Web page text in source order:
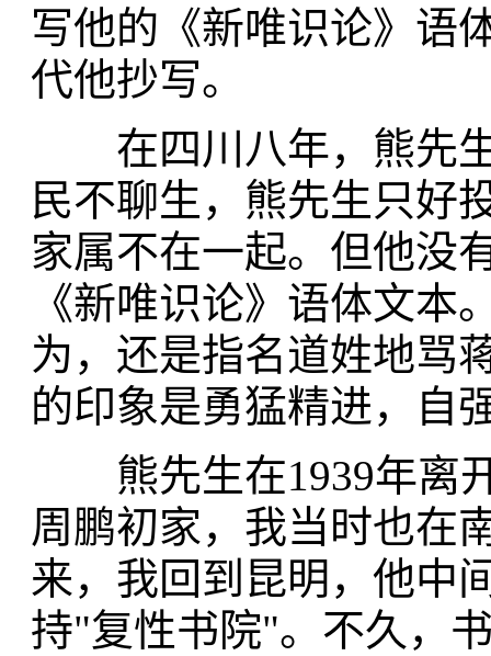
写他的《新唯识论》语
代他抄写。
在四川八年，熊先生
民不聊生，熊先生只好
家属不在一起。但他没
《新唯识论》语体文本
为，还是指名道姓地骂
的印象是勇猛精进，自
熊先生在1939年离开
周鹏初家，我当时也在
来，我回到昆明，他中
持"复性书院"。不久，